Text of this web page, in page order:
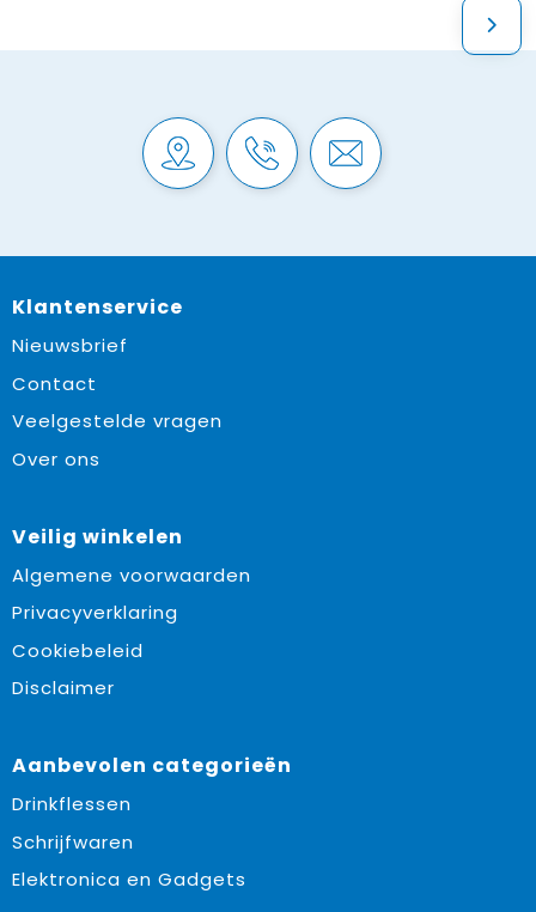
Klantenservice
Nieuwsbrief
Contact
Veelgestelde vragen
Over ons
Veilig winkelen
Algemene voorwaarden
Privacyverklaring
Cookiebeleid
Disclaimer
Aanbevolen categorieën
Drinkflessen
Schrijfwaren
Elektronica en Gadgets